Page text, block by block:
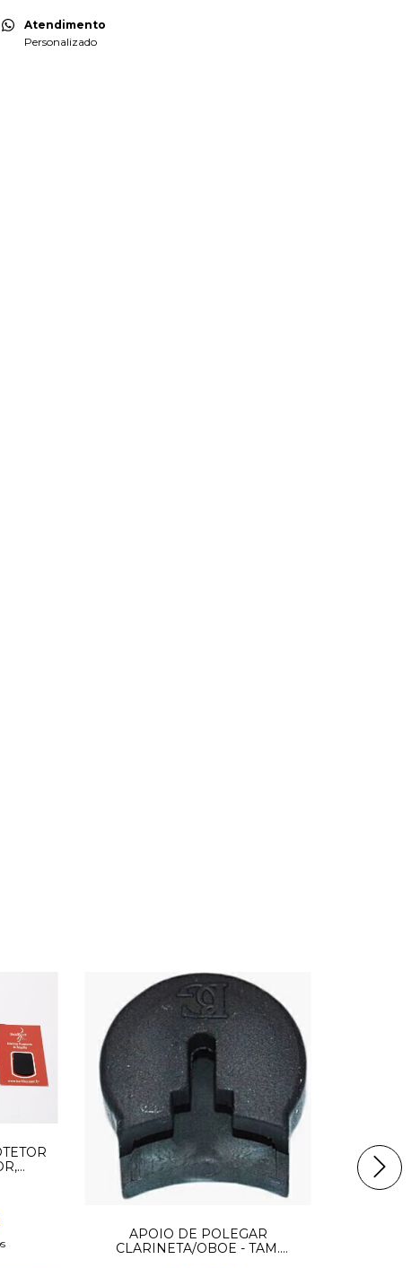
Atendimento
Personalizado
APOIO DE POLEGAR
CLARINETA/OBOE - TAM.